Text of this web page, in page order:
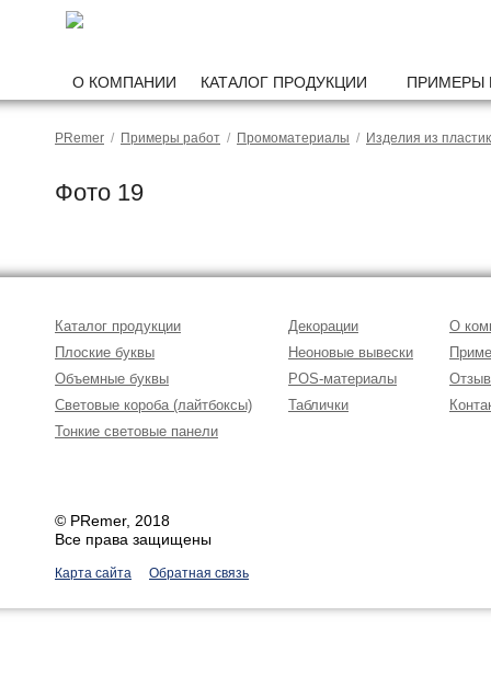
О КОМПАНИИ КАТАЛОГ ПРОДУКЦИИ ПРИМЕРЫ
PRemer / Примеры работ / Промоматериалы / Изделия из
Фото 19
Каталог продукции
Плоские буквы
Объемные буквы
Световые короба (лайтбоксы)
Тонкие световые панели
Декорации
Неоновые вывески
POS-материалы
Таблички
О
© PRemer, 2018
Все права защищены
Карта сайта Обратная связь